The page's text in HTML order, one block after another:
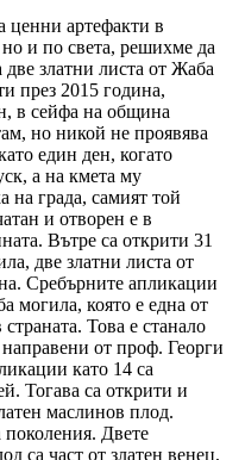
ценни артефакти в
и по света, решихме да
златни листа от Жаба
през 2015 година,
в сейфа на община
но никой не проявява
един ден, когато
а на кмета му
на града, самият той
и отворен е в
Вътре са открити 31
две златни листа от
Сребърните апликации
могила, която е една от
Това е станало
от проф. Георги
като 14 са
Тогава са открити и
маслинов плод.
поколения. Двете
са част от златен венец,